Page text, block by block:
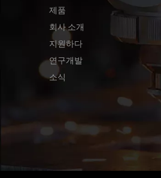
제품
회사 소개
지원하다
연구개발
소식